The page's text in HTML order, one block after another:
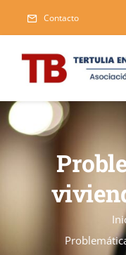
contenido
Contacto